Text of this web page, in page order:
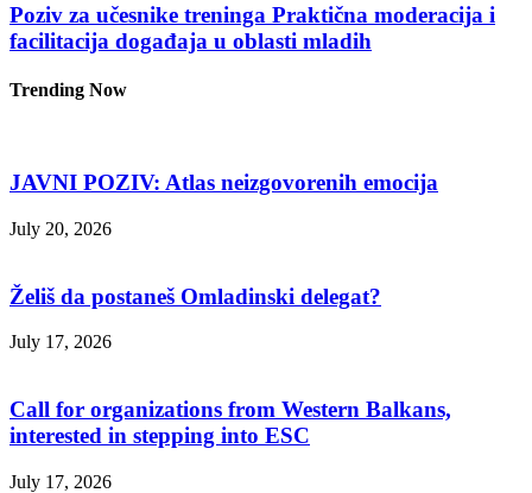
Poziv za učesnike treninga Praktična moderacija i
facilitacija događaja u oblasti mladih
Trending Now
JAVNI POZIV: Atlas neizgovorenih emocija
July 20, 2026
Želiš da postaneš Omladinski delegat?
July 17, 2026
Call for organizations from Western Balkans,
interested in stepping into ESC
July 17, 2026